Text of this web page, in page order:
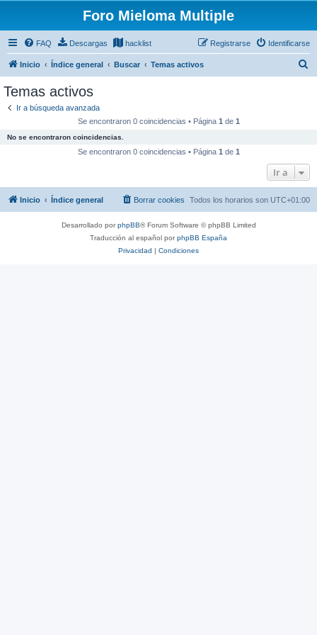
Foro Mieloma Multiple
FAQ Descargas hacklist Identificarse
Registrarse
Inicio Índice general Buscar Temas activos
Temas activos
Ir a búsqueda avanzada
Se encontraron 0 coincidencias • Página 1 de 1
No se encontraron coincidencias.
Se encontraron 0 coincidencias • Página 1 de 1
Ir a
Inicio Índice general Todos los horarios son UTC+01:00
Borrar cookies
Desarrollado porphpBB® Forum Software © phpBB Limited
Traducción al español porphpBB España
Privacidad | Condiciones